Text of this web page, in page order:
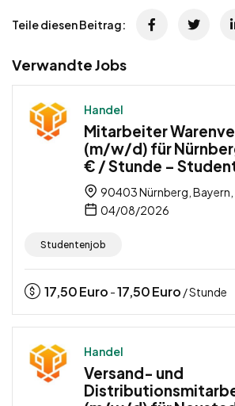
Teile diesen Beitrag:
Verwandte Jobs
Handel
Mitarbeiter
(m/w/d) für
€ / Stunde –
90403 Nürnberg,
04/08/2026
Studentenjob
17,50Euro -17,50Euro / Stunde
Handel
Versand- und